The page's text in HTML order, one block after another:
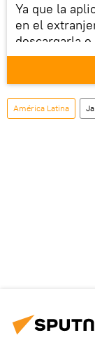
Ya que la
en el
descargarla
móvil (¡solo
También
social rusa VK
América Latina